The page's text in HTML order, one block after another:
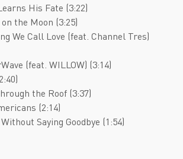
His Fate (3:22)
the Moon (3:25)
We Call Love (feat. Channel Tres)
(feat. WILLOW) (3:14)
the Roof (3:37)
(2:14)
Saying Goodbye (1:54)